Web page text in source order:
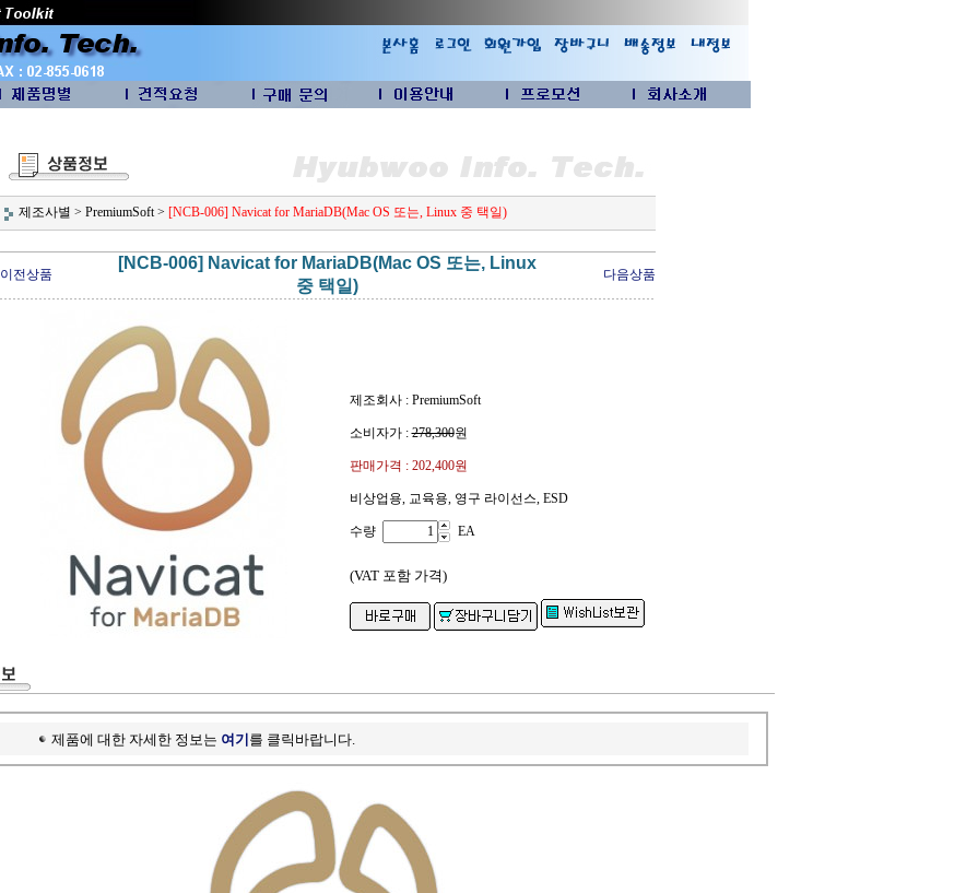
제조사별 > PremiumSoft > [NCB-006] Navicat for MariaDB(Mac OS 또는, Linux 중 택일)
이전상품
[NCB-006] Navicat for MariaDB(Mac OS 또는, Linux
중 택일)
다음상품
제조회사 : PremiumSoft
소비자가 :278,300원
판매가격 : 202,400원
비상업용, 교육용, 영구 라이선스, ESD
수량 EA
(VAT 포함 가격)
제품에 대한 자세한 정보는 여기 를 클릭바랍니다.